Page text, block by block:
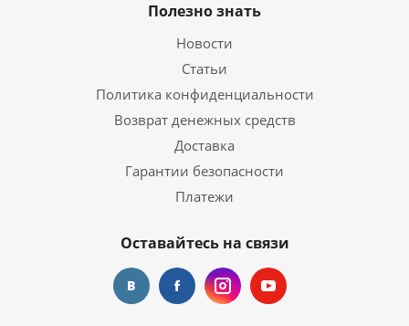
Полезно знать
Новости
Статьи
Политика конфиденциальности
Возврат денежных средств
Доставка
Гарантии безопасности
Платежи
Оставайтесь на связи